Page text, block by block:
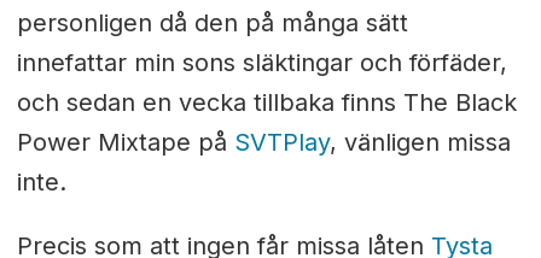
personligen då den på många sätt
innefattar min sons släktingar och förfäder,
och sedan en vecka tillbaka finns The Black
Power Mixtape på SVTPlay, vänligen missa
inte.
Precis som att ingen får missa låten Tysta